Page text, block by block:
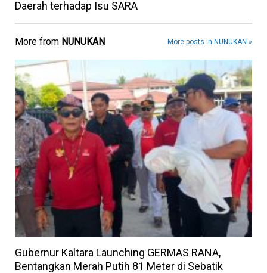
Daerah terhadap Isu SARA
More from NUNUKAN More posts in NUNUKAN »
Gubernur Kaltara Launching GERMAS RANA,
Bentangkan Merah Putih 81 Meter di Sebatik